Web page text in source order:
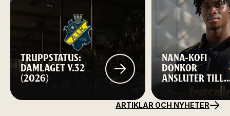
TRUPPSTATUS:
DAMLAGET V.32
(2026)
NANA-KOFI
DONKOR
ANSLUTER TILL
AIK FOTBOLL
ARTIKLAR OCH NYHETER